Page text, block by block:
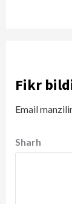
Fikr
Email
Sharh